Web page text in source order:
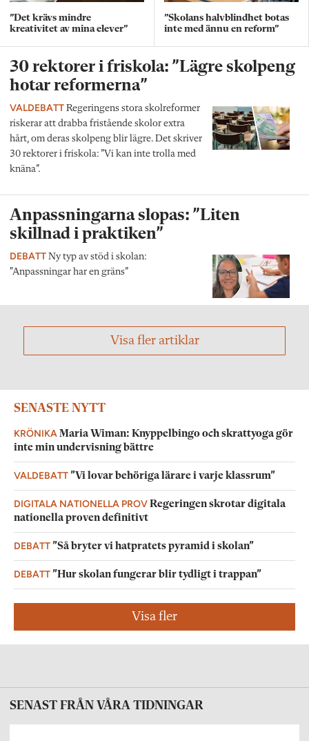
”Det krävs mindre
kreativitet av mina elever”
”Skolans halvblindhet botas
inte med ännu en reform”
30 rektorer i friskola: ”Lägre skolpeng
hotar reformerna”
VALDEBATT Regeringens stora skolreformer
riskerar att drabba fristående skolor extra
hårt, om deras skolpeng blir lägre. Det skriver
30 rektorer i friskola: ”Vi kan inte trolla med
knäna”.
Anpassningarna slopas: ”Liten
skillnad i praktiken”
DEBATT Ny typ av stöd i skolan:
"Anpassningar har en gräns”
Visa fler artiklar
SENASTE NYTT
KRÖNIKA Maria Wiman: Knyppelbingo och skrattyoga gör
inte min undervisning bättre
VALDEBATT”Vi lovar behöriga lärare i varje klassrum”
DIGITALA NATIONELLA PROVRegeringen skrotar digitala
nationella proven definitivt
DEBATT”Så bryter vi hatpratets pyramid i skolan”
DEBATT”Hur skolan fungerar blir tydligt i trappan”
Visa fler
SENAST FRÅN VÅRA TIDNINGAR